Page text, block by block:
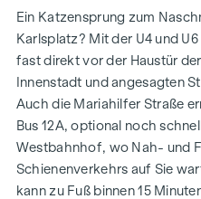
Ein Katzensprung zum
Karlsplatz? Mit der U4 und
fast direkt vor der Haustür
Innenstadt und angesagten
Auch die Mariahilfer Straße
Bus 12A, optional noch
Westbahnhof, wo Nah- und
Schienenverkehrs auf Sie
kann zu Fuß binnen 15